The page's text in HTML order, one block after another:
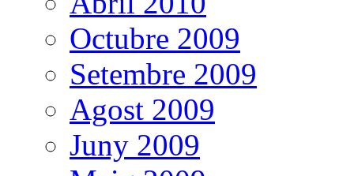
Octubre 2009
Setembre 2009
Agost 2009
Juny 2009